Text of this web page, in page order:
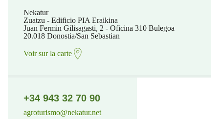
Nekatur
Zuatzu - Edificio PIA Eraikina
Juan Fermin Gilisagasti, 2 - Oficina 310 Bulegoa
20.018 Donostia/San Sebastian
Voir sur la carte
+34 943 32 70 90
agroturismo@nekatur.net